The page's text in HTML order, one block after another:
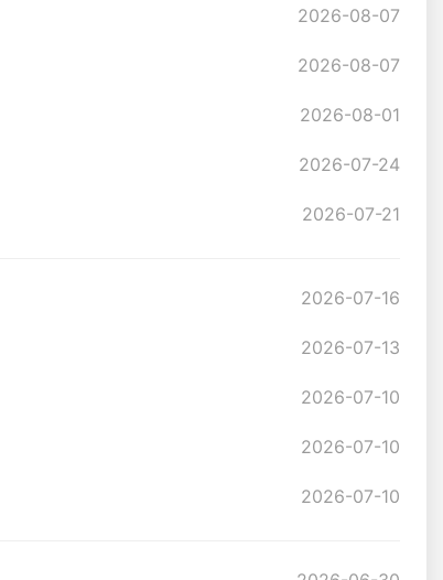
2026-08-07
2026-08-07
2026-08-01
2026-07-24
2026-07-21
2026-07-16
2026-07-13
2026-07-10
2026-07-10
2026-07-10